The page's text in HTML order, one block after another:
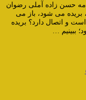
حسن زاده آملی رضوان
بریده می شود، باز می
و اتصال دارد؟ بریده
ببینیم …